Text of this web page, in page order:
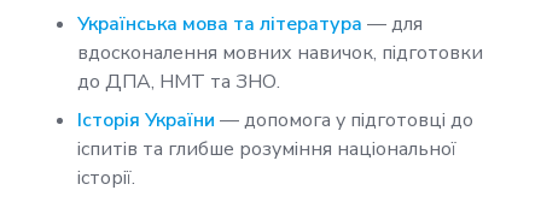
Українська мова та література — для
вдосконалення мовних навичок, підготовки
до ДПА, НМТ та ЗНО.
Історія України — допомога у підготовці до
іспитів та глибше розуміння національної
історії.